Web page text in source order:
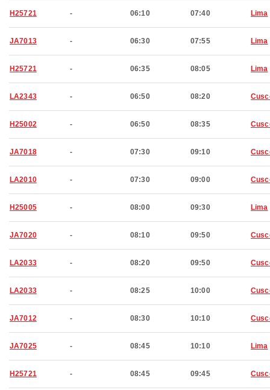
H25721 - 06:10 07:40 Lima
JA7013 - 06:30 07:55 Lima
H25721 - 06:35 08:05 Lima
LA2343 - 06:50 08:20
H25002 - 06:50 08:35
JA7018 - 07:30 09:10
LA2010 - 07:30 09:00
H25005 - 08:00 09:30 Lima
JA7020 - 08:10 09:50
LA2033 - 08:20 09:50
LA2033 - 08:25 10:00
JA7012 - 08:30 10:10
JA7025 - 08:45 10:10 Lima
H25721 - 08:45 09:45